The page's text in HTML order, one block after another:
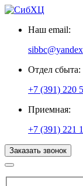
Наш email:
Отдел сбыта:
+7 (391) 220
Приемная:
+7 (391) 221
Заказать звонок